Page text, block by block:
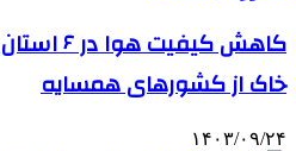
کاهش
خاک از کشورهای همسایه
۱۴۰۳/۰۹/۲۴